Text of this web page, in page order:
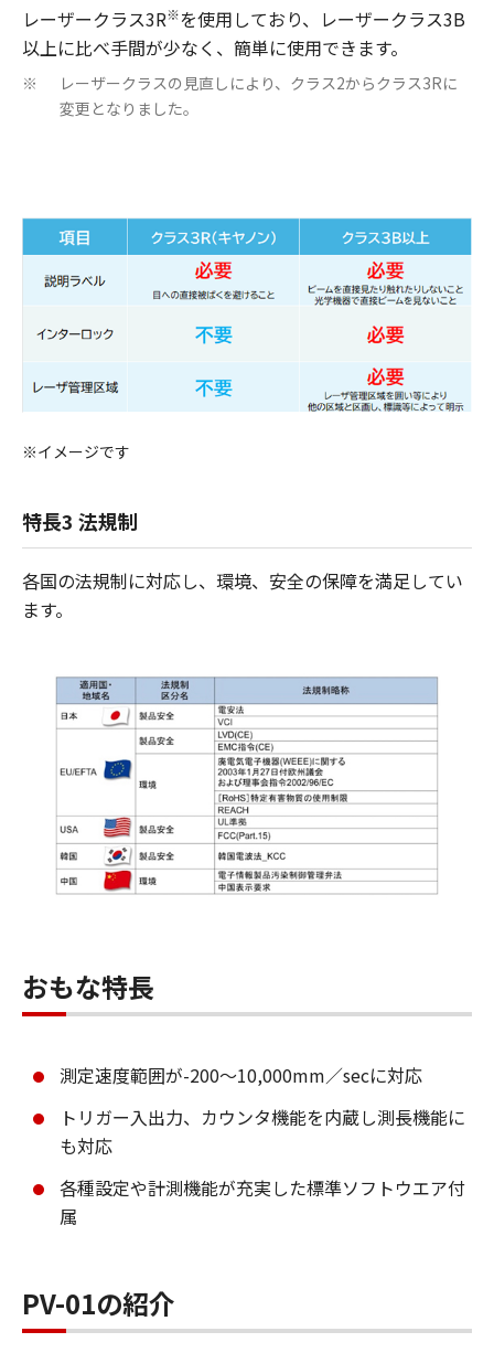
レーザークラス3R※を使用しており、レーザークラス3B
以上に比べ手間が少なく、簡単に使用できます。
※
レーザークラスの見直しにより、クラス2からクラス3Rに
変更となりました。
※イメージです
特長3 法規制
各国の法規制に対応し、環境、安全の保障を満足してい
ます。
おもな特長
測定速度範囲が-200～10,000mm／secに対応
トリガー入出力、カウンタ機能を内蔵し測長機能に
も対応
各種設定や計測機能が充実した標準ソフトウエア付
属
PV-01の紹介